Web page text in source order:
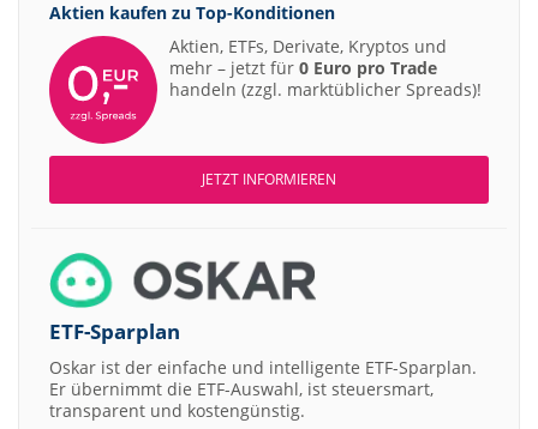
Aktien kaufen zu Top-Konditionen
Aktien, ETFs, Derivate, Kryptos und
mehr – jetzt für 0 Euro pro Trade
handeln (zzgl. marktüblicher Spreads)!
JETZT INFORMIEREN
ETF-Sparplan
Oskar ist der einfache und intelligente ETF-Sparplan.
Er übernimmt die ETF-Auswahl, ist steuersmart,
transparent und kostengünstig.